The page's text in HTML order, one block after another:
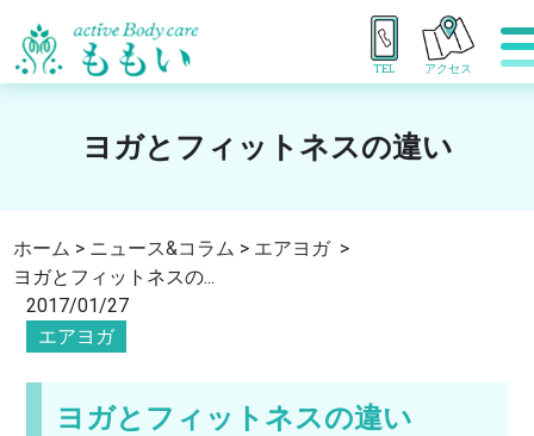
TEL アクセス
ヨガとフィットネスの違い
ホーム > ニュース&コラム > エアヨガ >
ヨガとフィットネスの...
2017/01/27
エアヨガ
ヨガとフィットネスの違い